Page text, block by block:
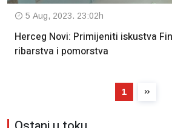
5 Aug, 2023. 23:02h
Herceg Novi: Primijeniti iskustva
ribarstva i pomorstva
1